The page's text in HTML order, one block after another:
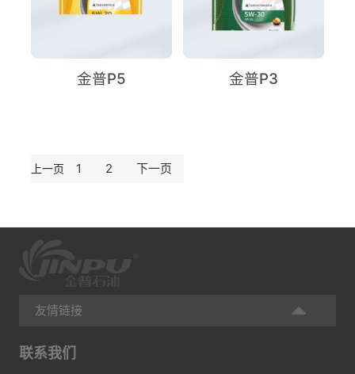
金普P5 金普P3
上一页 1 2 下一页
友情链接
联系我们